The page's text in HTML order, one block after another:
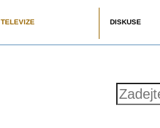
TELEVIZE DISKUSE